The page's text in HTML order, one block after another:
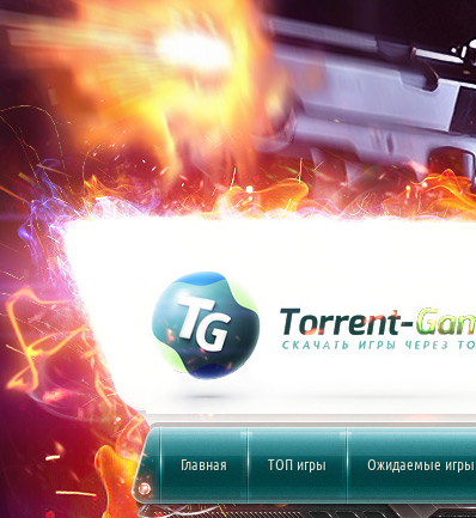
Главная ТОП игры Ожидаемые игры